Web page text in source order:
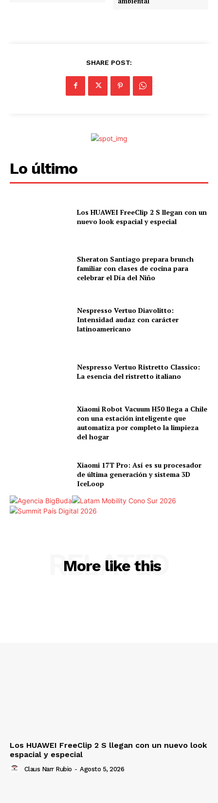
SHARE POST:
Lo último
Los HUAWEI FreeClip 2 S llegan con un
nuevo look espacial y especial
Sheraton Santiago prepara brunch
familiar con clases de cocina para
celebrar el Día del Niño
Nespresso Vertuo Diavolitto:
Intensidad audaz con carácter
latinoamericano
Nespresso Vertuo Ristretto Classico:
La esencia del ristretto italiano
Xiaomi Robot Vacuum H50 llega a Chile
con una estación inteligente que
automatiza por completo la limpieza
del hogar
Xiaomi 17T Pro: Así es su procesador
de última generación y sistema 3D
IceLoop
More like this
RELATED
Los HUAWEI FreeClip 2 S llegan con un nuevo look
espacial y especial
Claus Narr Rubio - Agosto 5, 2026